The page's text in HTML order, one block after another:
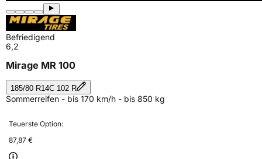
Befriedigend
6,2
Mirage MR 100
185/80 R14C 102 R
Sommerreifen - bis 170 km/h - bis 850 kg
Teuerste Option:
87,87 €